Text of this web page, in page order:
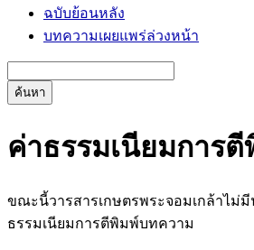
ฉบับย้อนหลัง
บทความเผยแพร่ล่วงหน้า
ค้นหา
ค่าธรรมเนียมการ
ขณะนี้วารสารเกษตรพระจอมเกล้าไม่มี
ธรรมเนียมการตีพิมพ์บทความ